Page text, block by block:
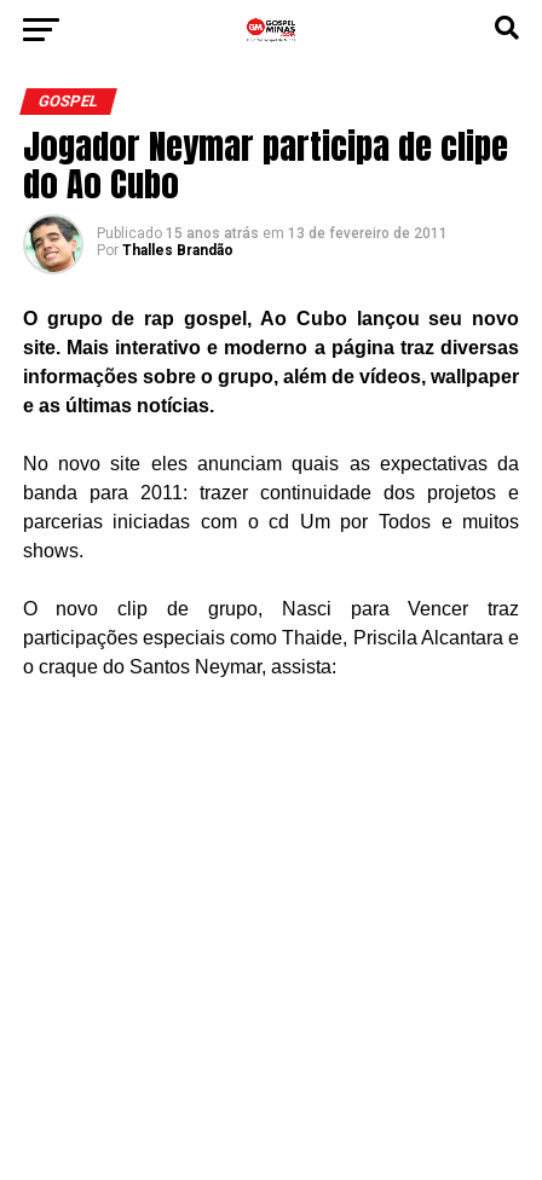
GOSPEL
Jogador Neymar participa de clipe
do Ao Cubo
Publicado 15 anos atrás em 13 de fevereiro de 2011
Por Thalles Brandão
O grupo de rap gospel, Ao Cubo lançou seu novo
site. Mais interativo e moderno a página traz diversas
informações sobre o grupo, além de vídeos, wallpaper
e as últimas notícias.
No novo site eles anunciam quais as expectativas da
banda para 2011: trazer continuidade dos projetos e
parcerias iniciadas com o cd Um por Todos e muitos
shows.
O novo clip de grupo, Nasci para Vencer traz
participações especiais como Thaide, Priscila Alcantara e
o craque do Santos Neymar, assista: